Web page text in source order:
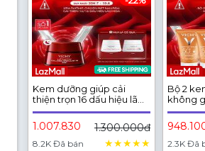
Kem dưỡng giúp cải
thiện trọn 16 dấu hiệu lão
hóa, giảm nếp nhăn, sáng
da, dùng ban đêm Vichy
Collagen 16 Night 50ml
1.007.830 1.300.000đ
8.2K Đã bán ★★★★★
Bộ 2
không
Ideal
SPF 50
UVB
2.3K Đã